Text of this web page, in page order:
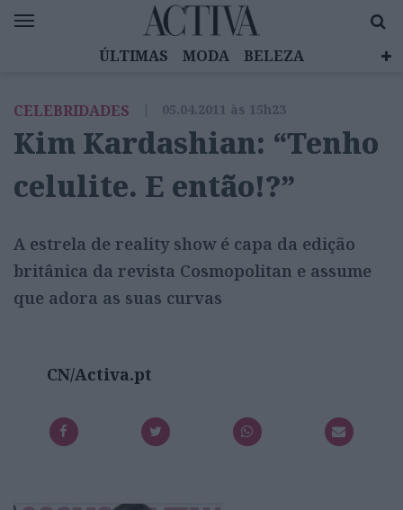
ÚLTIMAS MODA
BELEZA
EMOÇÕES
MULHERES INSPIRADORAS
DIZ QUEM SABE
ACTIVA BRAND STUDIO
CELEBRIDADES | 05.04.2011 às 15h23
Kim Kardashian: “Tenho
celulite. E então!?”
A estrela de reality show é capa da edição
britânica da revista Cosmopolitan e assume
que adora as suas curvas
CN/Activa.pt